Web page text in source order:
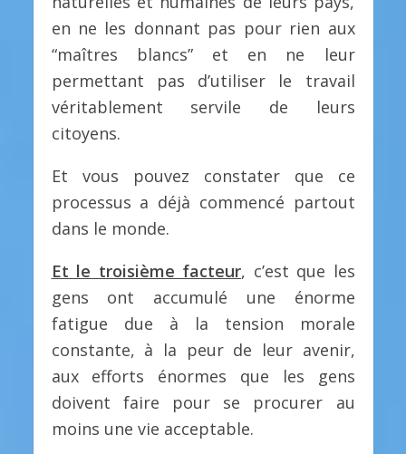
en ne les donnant pas pour rien aux
“maîtres blancs” et en ne leur
permettant pas d’utiliser le travail
véritablement servile de leurs
citoyens.
Et vous pouvez constater que ce
processus a déjà commencé partout
dans le monde.
Et le troisième facteur, c’est que les
gens ont accumulé une énorme
fatigue due à la tension morale
constante, à la peur de leur avenir,
aux efforts énormes que les gens
doivent faire pour se procurer au
moins une vie acceptable.